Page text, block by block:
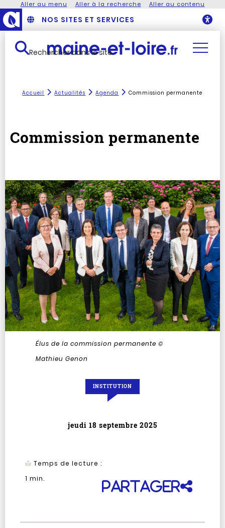
Aller au menu Aller à la recherche Aller au contenu
NOS SITES ET SERVICES
Rechercher dans le site
Accueil Actualités Agenda Commission permanente
Commission permanente
Élus de la commission permanente©
Mathieu Genon
INSTITUTION
jeudi 18 septembre 2025
Temps de lecture :
1 min.
Partager